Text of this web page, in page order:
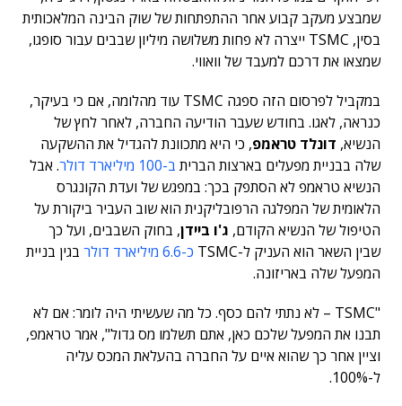
שמבצע מעקב קבוע אחר ההתפתחות של שוק הבינה המלאכותית
בסין, TSMC ייצרה לא פחות משלושה מיליון שבבים עבור סופגו,
שמצאו את דרכם למעבד של וואווי.
במקביל לפרסום הזה ספגה TSMC עוד מהלומה, אם כי בעיקר,
כנראה, לאגו. בחודש שעבר הודיעה החברה, לאחר לחץ של
הנשיא, דונלד טראמפ, כי היא מתכוונת להגדיל את ההשקעה
שלה בבניית מפעלים בארצות הברית ב-100 מיליארד דולר
. אבל
הנשיא טראמפ לא הסתפק בכך: במפגש של ועדת הקונגרס
הלאומית של המפלגה הרפובליקנית הוא שוב העביר ביקורת על
הטיפול של הנשיא הקודם, ג'ו ביידן, בחוק השבבים, ועל כך
שבין השאר הוא העניק ל-TSMC
כ-6.6 מיליארד דולר
בגין בניית
המפעל שלה באריזונה.
"TSMC – לא נתתי להם כסף. כל מה שעשיתי היה לומר: אם לא
תבנו את המפעל שלכם כאן, אתם תשלמו מס גדול", אמר טראמפ,
וציין אחר כך שהוא איים על החברה בהעלאת המכס עליה
ל-100%.